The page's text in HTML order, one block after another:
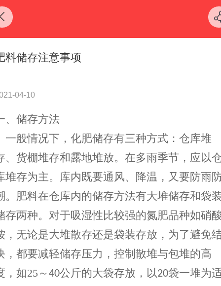
料储存注意事项
04-10
、储存方法
般情况下，化肥储存有三种方式：仓库堆
、货棚堆存和露地堆放。在多雨季节，应以
堆存为主。库内既要通风、降温，又要防雨
。肥料在仓库内的储存方法有大堆储存和袋
存两种。对于吸湿性比较强的氮肥品种如硝
，无论是大堆散存还是袋装存放，为了避免
，都要减轻储存压力，控制散堆与包堆的高
，如25 ～40公斤的大袋存放，以20袋一堆为